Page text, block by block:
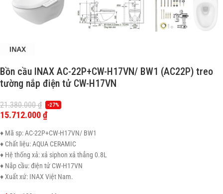
Bồn cầu INAX AC-22P+CW-H17VN/ BW1 (AC22P) treo
tường nắp điện tử CW-H17VN
21.380.000₫ -27%
15.712.000₫
♦ Mã sp: AC-22P+CW-H17VN/ BW1
♦ Chất liệu: AQUA CERAMIC
♦ Hệ thống xả: xả siphon xả thẳng 0.8L
♦ Nắp cầu: điện tử CW-H17VN
♦ Xuất xứ: INAX Việt Nam.